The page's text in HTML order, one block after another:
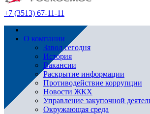
+7 (3513) 67-11-11
О компании
Завод сегодня
История
Вакансии
Раскрытие информации
Противодействие коррупции
Новости ЖКХ
Управление закупочной
Окружающая среда